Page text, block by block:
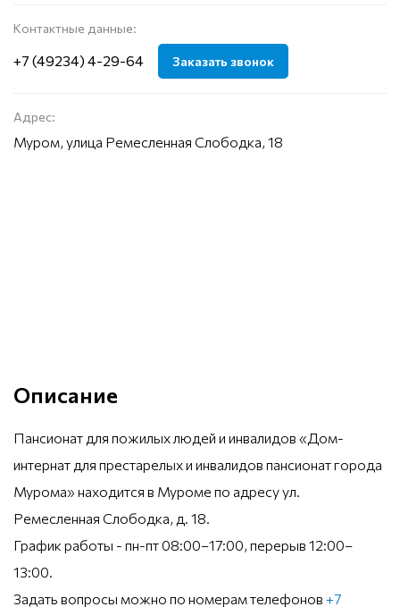
Контактные данные:
+7 (49234) 4-29-64 Заказать звонок
Адрес:
Муром, улица Ремесленная Слободка, 18
Описание
Пансионат для пожилых людей и инвалидов «Дом-
интернат для престарелых и инвалидов пансионат города
Мурома» находится в Муроме по адресу ул.
Ремесленная Слободка, д. 18.
График работы - пн-пт 08:00–17:00, перерыв 12:00–
13:00.
Задать вопросы можно по номерам телефонов +7